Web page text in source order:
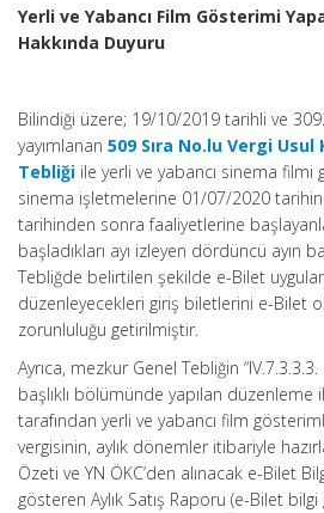
Yerli ve Yabancı Film Gösterimi
Hakkında Duyuru
Bilindiği üzere; 19/10/2019 tarihli ve
yayımlanan 509 Sıra No.lu Vergi Usul
Tebliği ile yerli ve yabancı sinema
sinema işletmelerine 01/07/2020
tarihinden sonra faaliyetlerine
başladıkları ayı izleyen dördüncü ayın
Tebliğde belirtilen şekilde e-Bilet
düzenleyecekleri giriş biletlerini e-Bilet
zorunluluğu getirilmiştir.
Ayrıca, mezkur Genel Tebliğin
başlıklı bölümünde yapılan
tarafından yerli ve yabancı film
vergisinin, aylık dönemler itibariyle
Özeti ve YN ÖKC’den alınacak e-Bilet
gösteren Aylık Satış Raporu (e-Bilet